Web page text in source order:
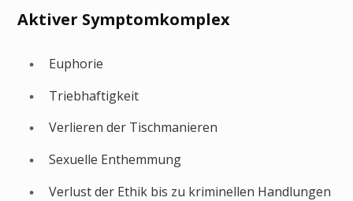
Aktiver Symptomkomplex
Euphorie
Triebhaftigkeit
Verlieren der Tischmanieren
Sexuelle Enthemmung
Verlust der Ethik bis zu kriminellen Handlungen